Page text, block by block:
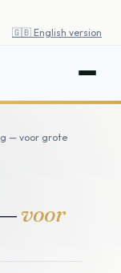
🇬🇧 English version
— voor grote
—voor